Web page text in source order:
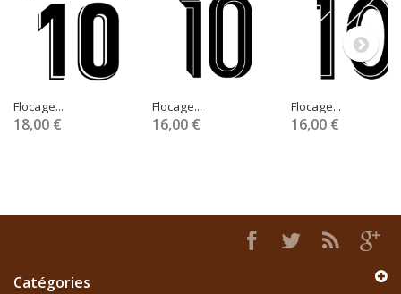
Flocage...
18,00 €
Flocage...
16,00 €
Flocage...
16,00 €
Catégories